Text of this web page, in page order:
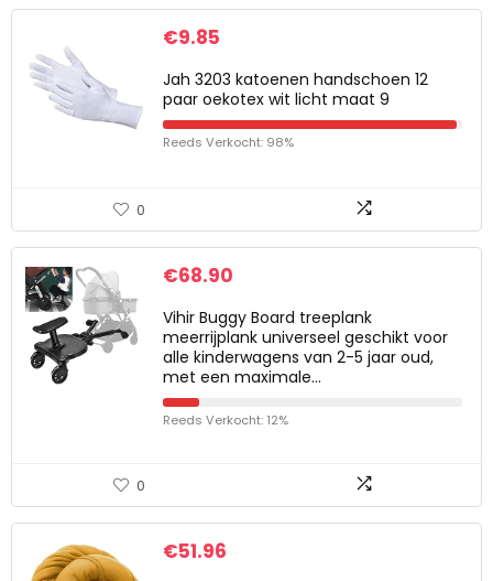
€9.85
Jah 3203 katoenen handschoen 12
paar oekotex wit licht maat 9
Reeds Verkocht: 98%
0
€68.90
Vihir Buggy Board treeplank
meerrijplank universeel geschikt voor
alle kinderwagens van 2-5 jaar oud,
met een maximale…
Reeds Verkocht: 12%
0
€51.96